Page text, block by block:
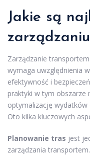
Jakie są
Zarządzanie
wymaga uwzględnienia
efektywność i
praktyki w tym obszarze
optymalizację wydatków
Oto kilka kluczowych
Planowanie tras jest
zarządzania